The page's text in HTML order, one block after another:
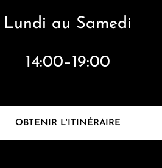
Lundi au Samedi
14:00–19:00
OBTENIR L'ITINÉRAIRE